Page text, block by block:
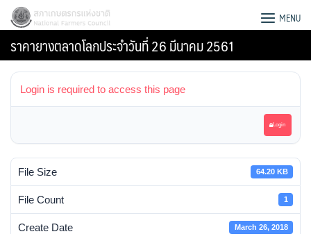
Skip
content
สภาเกษตรกรแห่งชาติ MENU
ราคายางตลาดโลกประจำวันที่ 26 มีนาคม 2561
Login is required to access this page
Login
File Size 64.20 KB
File Count 1
Create Date March 26, 2018